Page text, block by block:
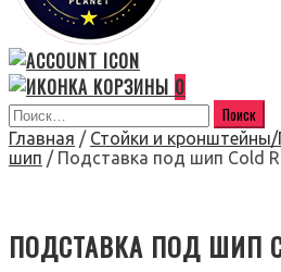
0
Главная / Стойки и
шип / Подставка под шип Cold
ПОДСТАВКА ПОД ШИП